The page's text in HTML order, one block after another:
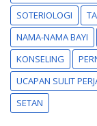
SOTERIOLOGI
NAMA-NAMA BAYI
KONSELING
UCAPAN SULIT
SETAN